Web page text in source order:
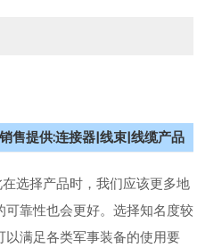
售提供:连接器|线束|线缆产品
选择产品时，我们应该更多地
靠性也会更好。选择知名度较
满足各类军事装备的使用要